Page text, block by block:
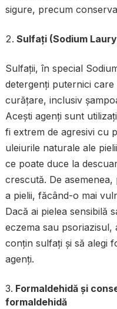
sigure, precum
Sulfați (Sodium
Sulfații, în special
detergenți puternici
curățare, inclusiv
Acești agenți sunt
fi extrem de agresivi cu
uleiurile naturale ale
ce poate duce la
crescută. De
a pielii, făcând-o mai
Dacă ai pielea sensibilă
eczema sau
conțin sulfați și să alegi
agenți.
Formaldehidă și
formaldehidă